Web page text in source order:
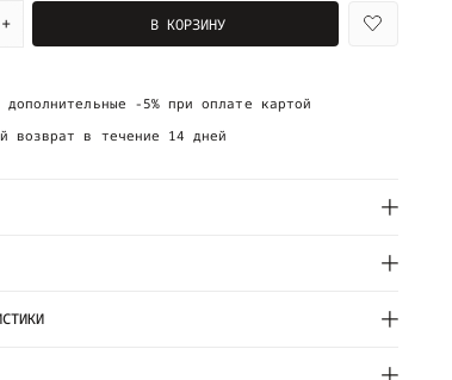
+ В КОРЗИНУ
дополнительные -5% при оплате картой
возврат в течение 14 дней